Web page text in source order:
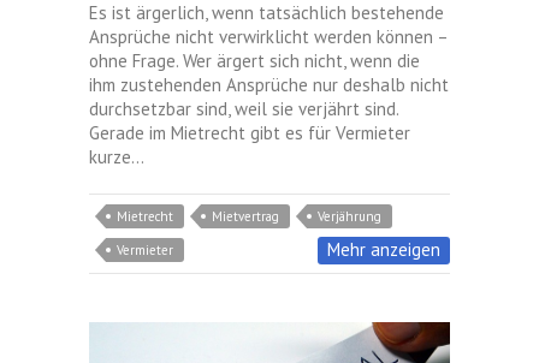
Es ist ärgerlich, wenn tatsächlich bestehende
Ansprüche nicht verwirklicht werden können –
ohne Frage. Wer ärgert sich nicht, wenn die
ihm zustehenden Ansprüche nur deshalb nicht
durchsetzbar sind, weil sie verjährt sind.
Gerade im Mietrecht gibt es für Vermieter
kurze…
Mietrecht Mietvertrag
Verjährung
Vermieter
Mehr anzeigen